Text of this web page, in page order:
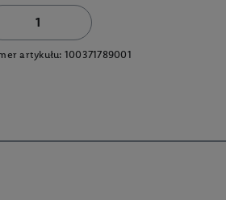
artykułu: 100371789001